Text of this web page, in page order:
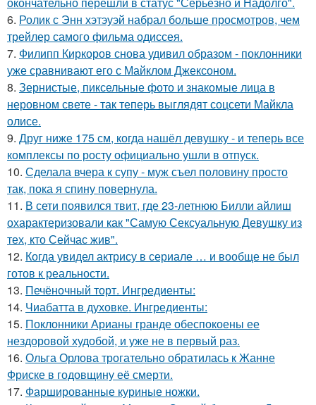
6. Ролик с Энн хэтэуэй набрал больше просмотров, чем
трейлер самого фильма одиссея.
7. Филипп Киркоров снова удивил образом - поклонники
уже сравнивают его с Майклом Джексоном.
8. Зернистые, пиксельные фото и знакомые лица в
неровном свете - так теперь выглядят соцсети Майкла
олисе.
9. Друг ниже 175 см, когда нашёл девушку - и теперь все
комплексы по росту официально ушли в отпуск.
10. Сделала вчера к супу - муж съел половину просто
так, пока я спину повернула.
11. В сети появился твит, где 23-летнюю Билли айлиш
охарактеризовали как "Самую Сексуальную Девушку из
тех, кто Сейчас жив".
12. Когда увидел актрису в сериале … и вообще не был
готов к реальности.
13. Печёночный торт. Ингредиенты:
14. Чиабатта в духовке. Ингредиенты:
15. Поклонники Арианы гранде обеспокоены ее
нездоровой худобой, и уже не в первый раз.
16. Ольга Орлова трогательно обратилась к Жанне
Фриске в годовщину её смерти.
17. Фаршированные куриные ножки.